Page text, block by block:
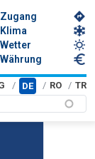
Zugang
Klima
Wetter
Währung
DE RO TR